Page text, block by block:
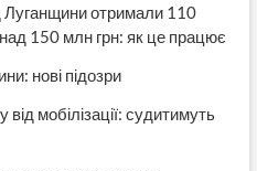
отримали 110
150 млн грн: як це працює
нові підозри
мобілізації: судитимуть